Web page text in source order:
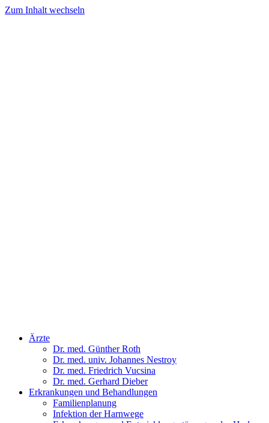
Zum Inhalt wechseln
Ärzte
Dr. med. Günther Roth
Dr. med. univ. Johannes Nestroy
Dr. med. Friedrich Vucsina
Dr. med. Gerhard Dieber
Erkrankungen und Behandlungen
Familienplanung
Infektion der Harnwege